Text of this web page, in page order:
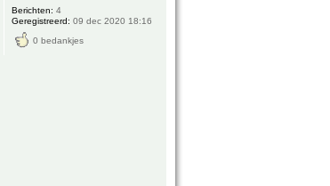
Berichten: 4
Geregistreerd: 09 dec 2020 18:16
0 bedankjes